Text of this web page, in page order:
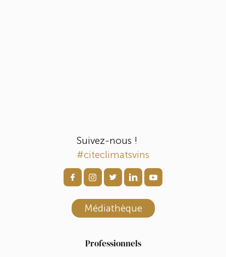
Suivez-nous !
#citeclimatsvins
Médiathèque
Professionnels